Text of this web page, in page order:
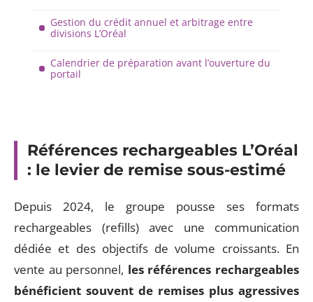
Gestion du crédit annuel et arbitrage entre
divisions L’Oréal
Calendrier de préparation avant l’ouverture du
portail
Références rechargeables L’Oréal
: le levier de remise sous-estimé
Depuis 2024, le groupe pousse ses formats
rechargeables (refills) avec une communication
dédiée et des objectifs de volume croissants. En
vente au personnel, les références rechargeables
bénéficient souvent de remises plus agressives